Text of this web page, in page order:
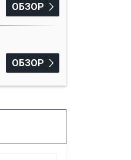
ОБЗОР
ОБЗОР